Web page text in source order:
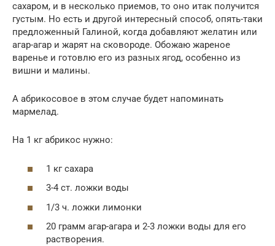
сахаром, и в несколько приемов, то оно итак получится
густым. Но есть и другой интересный способ, опять-таки
предложенный Галиной, когда добавляют желатин или
агар-агар и жарят на сковороде. Обожаю жареное
варенье и готовлю его из разных ягод, особенно из
вишни и малины.
А абрикосовое в этом случае будет напоминать
мармелад.
На 1 кг абрикос нужно:
1 кг сахара
3-4 ст. ложки воды
1/3 ч. ложки лимонки
20 грамм агар-агара и 2-3 ложки воды для его
растворения.